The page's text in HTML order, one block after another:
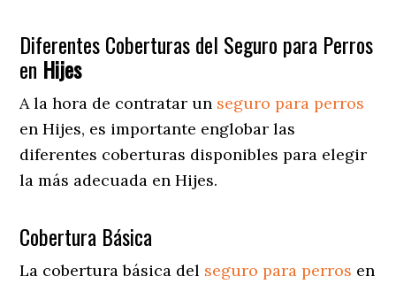
Diferentes Coberturas del Seguro para Perros
en Hijes
A la hora de contratar un seguro para perros
en Hijes, es importante englobar las
diferentes coberturas disponibles para elegir
la más adecuada en Hijes.
Cobertura Básica
La cobertura básica del seguro para perros en